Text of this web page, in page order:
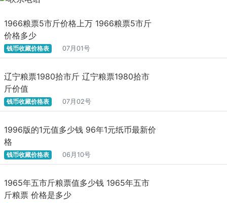
1966粮票5市斤价格上万 1966粮票5市斤
价格多少
钱币收藏价格表 07月01号
辽宁粮票1980拾市斤 辽宁粮票1980拾市
斤价值
钱币收藏价格表 07月02号
1996版的1元值多少钱 96年1元纸币最新价
格
钱币收藏价格表 06月10号
1965年五市斤粮票值多少钱 1965年五市
斤粮票 价格是多少